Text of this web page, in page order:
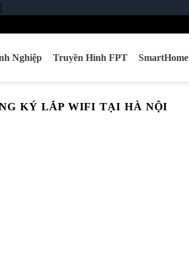
dungNghiệp Truyền Hình FPT SmartHome
KÝ LẮP WIFI TẠI HÀ NỘI